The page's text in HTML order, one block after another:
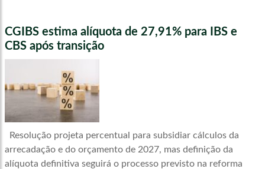
CGIBS estima alíquota de 27,91% para IBS e
CBS após transição
Resolução projeta percentual para subsidiar cálculos da
arrecadação e do orçamento de 2027, mas definição da
alíquota definitiva seguirá o processo previsto na reforma